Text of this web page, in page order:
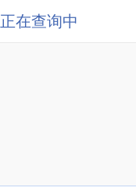
正在查询中